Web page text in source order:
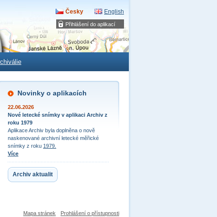
Přihlášení do aplikací
Česky English
Novinky o aplikacích
22.06.2026
Nové letecké snímky v aplikaci Archiv z
roku 1979
Aplikace Archiv byla doplněna o nově
naskenované archivní letecké měřické
snímky z roku 1979.
Více
Archiv aktualit
Mapa stránek Prohlášení o přístupnosti